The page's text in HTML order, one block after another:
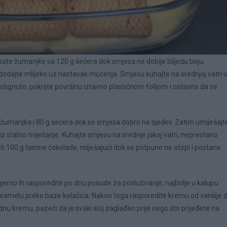
žumanjke sa 120 g šećera dok smjesa ne dobije blijedu boju.
mlijeko uz nastavak mućenja. Smjesu kuhajte na srednjoj vatri
pokrijte površinu izravno plastičnom folijom i ostavite da se
i 80 g šećera dok se smjesa dobro ne sjedini. Zatim
stalno miješanje. Kuhajte smjesu na srednje jakoj vatri, neprestano
100 g tamne čokolade, miješajući dok se potpuno ne otopi i postane
ih rasporedite po dnu posude za posluživanje, najbolje u kalupu
preko baze kolačića. Nakon toga rasporedite kremu od vanilije
kremu, pazeći da je svaki sloj zaglađen prije nego što prijeđete na